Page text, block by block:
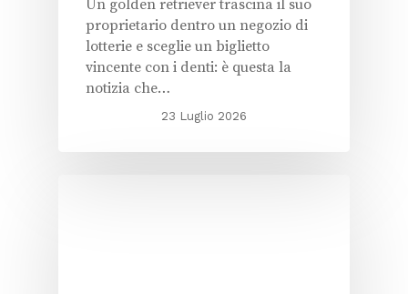
Un golden retriever trascina il suo
proprietario dentro un negozio di
lotterie e sceglie un biglietto
vincente con i denti: è questa la
notizia che…
23 Luglio 2026